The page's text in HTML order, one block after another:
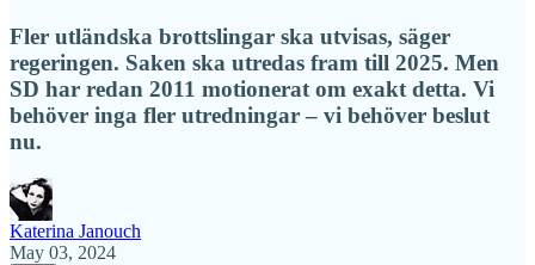
Fler utländska brottslingar ska utvisas, säger
regeringen. Saken ska utredas fram till 2025. Men
SD har redan 2011 motionerat om exakt detta. Vi
behöver inga fler utredningar – vi behöver beslut
nu.
Katerina Janouch
May 03, 2024